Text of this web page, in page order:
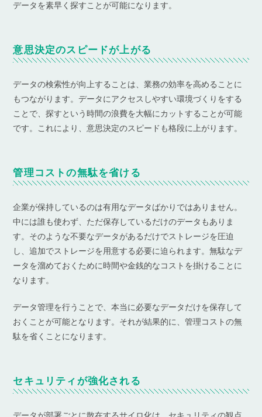
データを素早く探すことが可能になります。
意思決定のスピードが上がる
データの検索性が向上することは、業務の効率を高めることに
もつながります。データにアクセスしやすい環境づくりをする
ことで、探すという時間の浪費を大幅にカットすることが可能
です。これにより、意思決定のスピードも格段に上がります。
管理コストの無駄を省ける
企業が保持しているのは有用なデータばかりではありません。
中には誰も使わず、ただ保存しているだけのデータもありま
す。そのような不要なデータがあるだけでストレージを圧迫
し、追加でストレージを用意する必要に迫られます。無駄なデ
ータを溜めておくために時間や金銭的なコストを掛けることに
なります。
データ管理を行うことで、本当に必要なデータだけを保存して
おくことが可能となります。それが結果的に、管理コストの無
駄を省くことになります。
セキュリティが強化される